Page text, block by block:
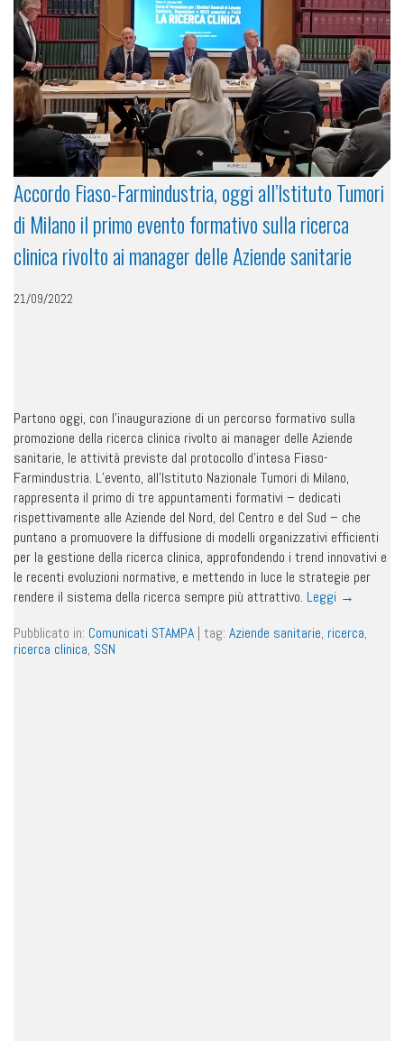
Accordo Fiaso-Farmindustria, oggi all’Istituto Tumori
di Milano il primo evento formativo sulla ricerca
clinica rivolto ai manager delle Aziende sanitarie
21/09/2022
Partono oggi, con l’inaugurazione di un percorso formativo sulla
promozione della ricerca clinica rivolto ai manager delle Aziende
sanitarie, le attività previste dal protocollo d’intesa Fiaso-
Farmindustria. L’evento, all’Istituto Nazionale Tumori di Milano,
rappresenta il primo di tre appuntamenti formativi – dedicati
rispettivamente alle Aziende del Nord, del Centro e del Sud – che
puntano a promuovere la diffusione di modelli organizzativi efficienti
per la gestione della ricerca clinica, approfondendo i trend innovativi e
le recenti evoluzioni normative, e mettendo in luce le strategie per
rendere il sistema della ricerca sempre più attrattivo. Leggi →
Pubblicato in: Comunicati STAMPA | tag: Aziende sanitarie, ricerca,
ricerca clinica, SSN